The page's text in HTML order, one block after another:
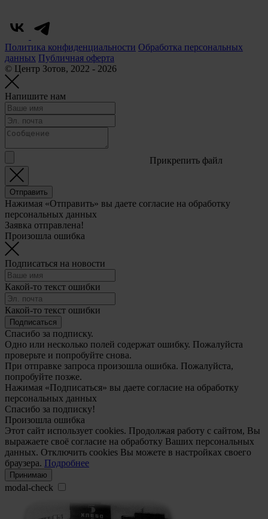
Политика конфиденциальности Обработка персональных
данных Публичная оферта
© Центр Зотов, 2022 - 2026
Напишите нам
Прикрепить файл
Отправить
Нажимая «Отправить» вы даете согласие на обработку
персональных данных
Заявка отправлена!
Произошла ошибка
Подписаться на новости
Какой-то текст ошибки
Какой-то текст ошибки
Подписаться
Спасибо за подписку.
Одно или несколько полей содержат ошибку. Пожалуйста
проверьте и попробуйте снова.
При отправке запроса произошла ошибка. Пожалуйста,
попробуйте позже.
Нажимая «Подписаться» вы даете согласие на обработку
персональных данных
Спасибо за подписку!
Произошла ошибка
Этот сайт использует cookies. Продолжая работу с сайтом, Вы
выражаете своё согласие на обработку Ваших персональных
данных. Отключить cookies Вы можете в настройках своего
браузера. Подробнее
Принимаю
modal-check